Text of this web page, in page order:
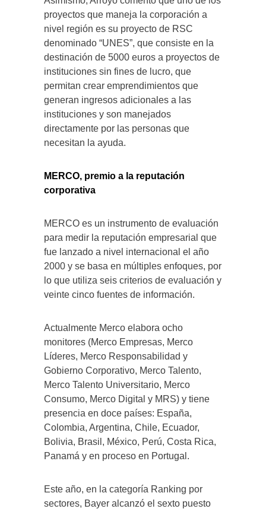
proyectos que maneja la corporación a
nivel región es su proyecto de RSC
denominado “UNES”, que consiste en la
destinación de 5000 euros a proyectos de
instituciones sin fines de lucro, que
permitan crear emprendimientos que
generan ingresos adicionales a las
instituciones y son manejados
directamente por las personas que
necesitan la ayuda.
MERCO, premio a la reputación
corporativa
MERCO es un instrumento de evaluación
para medir la reputación empresarial que
fue lanzado a nivel internacional el año
2000 y se basa en múltiples enfoques, por
lo que utiliza seis criterios de evaluación y
veinte cinco fuentes de información.
Actualmente Merco elabora ocho
monitores (Merco Empresas, Merco
Líderes, Merco Responsabilidad y
Gobierno Corporativo, Merco Talento,
Merco Talento Universitario, Merco
Consumo, Merco Digital y MRS) y tiene
presencia en doce países: España,
Colombia, Argentina, Chile, Ecuador,
Bolivia, Brasil, México, Perú, Costa Rica,
Panamá y en proceso en Portugal.
Este año, en la categoría Ranking por
sectores, Bayer alcanzó el sexto puesto